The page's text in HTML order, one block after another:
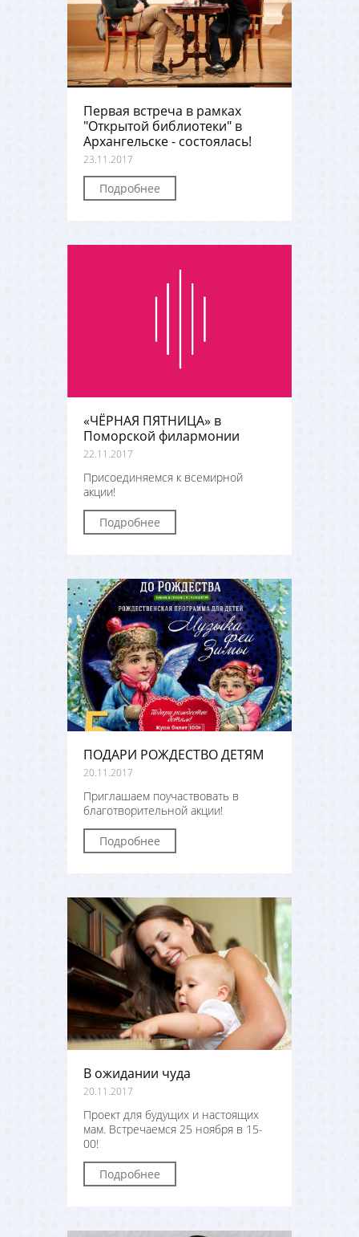
Первая встреча в рамках
"Открытой библиотеки" в
Архангельске - состоялась!
23.11.2017
Подробнее
«ЧЁРНАЯ ПЯТНИЦА» в
Поморской филармонии
22.11.2017
Присоединяемся к всемирной
акции!
Подробнее
ПОДАРИ РОЖДЕСТВО ДЕТЯМ
20.11.2017
Приглашаем поучаствовать в
благотворительной акции!
Подробнее
В ожидании чуда
20.11.2017
Проект для будущих и настоящих
мам. Встречаемся 25 ноября в 15-
00!
Подробнее